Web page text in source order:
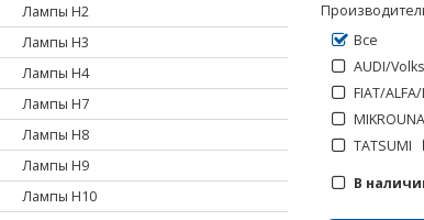
Лампы H2
Лампы H3
Лампы H4
Лампы H7
Лампы H8
Лампы H9
Лампы H10
Все
AUDI/
FIAT/
MIKROUNA
TATSUMI
В